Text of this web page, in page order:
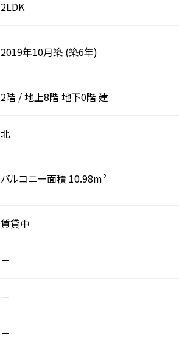
2LDK
2019年10月築 (築6年)
2階 /地上8階地下0階建
北
バルコニー面積 10.98m²
賃貸中
－
－
－